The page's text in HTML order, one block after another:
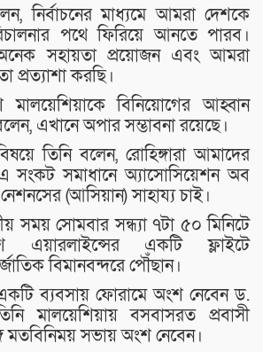
নির্বাচনের মাধ্যমে আমরা দেশকে
পথে ফিরিয়ে আনতে পারব।
সহায়তা প্রয়োজন এবং আমরা
প্রত্যাশা করছি।
মালয়েশিয়াকে বিনিয়োগের আহ্বান
এখানে অপার সম্ভাবনা রয়েছে।
তিনি বলেন, রোহিঙ্গারা আমাদের
সমাধানে অ্যাসোসিয়েশন অব
(আসিয়ান) সাহায্য চাই।
সময় সোমবার সন্ধ্যা ৭টা ৫০ মিনিটে
এয়ারলাইন্সের একটি ফ্লাইটে
বিমানবন্দরে পৌঁছান।
ব্যবসায় ফোরামে অংশ নেবেন ড.
মালয়েশিয়ায় বসবাসরত প্রবাসী
মতবিনিময় সভায় অংশ নেবেন।